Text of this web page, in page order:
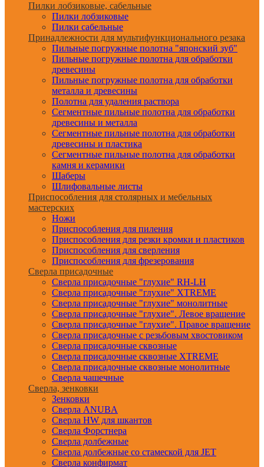
Пилки лобзиковые, сабельные
Пилки лобзиковые
Пилки сабельные
Принадлежности для мультифункционального резака
Пильные погружные полотна "японский зуб"
Пильные погружные полотна для обработки
древесины
Пильные погружные полотна для обработки
металла и древесины
Полотна для удаления раствора
Сегментные пильные полотна для обработки
древесины и металла
Сегментные пильные полотна для обработки
древесины и пластика
Сегментные пильные полотна для обработки
камня и керамики
Шаберы
Шлифовальные листы
Приспособления для столярных и мебельных
мастерских
Ножи
Приспособления для пиления
Приспособления для резки кромки и пластиков
Приспособления для сверления
Приспособления для фрезерования
Сверла присадочные
Сверла присадочные "глухие" RH-LH
Сверла присадочные "глухие" XTREME
Сверла присадочные "глухие" монолитные
Сверла присадочные "глухие". Левое вращение
Сверла присадочные "глухие". Правое вращение
Сверла присадочные с резьбовым хвостовиком
Сверла присадочные сквозные
Сверла присадочные сквозные XTREME
Сверла присадочные сквозные монолитные
Сверла чашечные
Сверла, зенковки
Зенковки
Сверла ANUBA
Сверла HW для шкантов
Сверла Форстнера
Сверла долбежные
Сверла долбежные со стамеской для JET
Сверла конфирмат